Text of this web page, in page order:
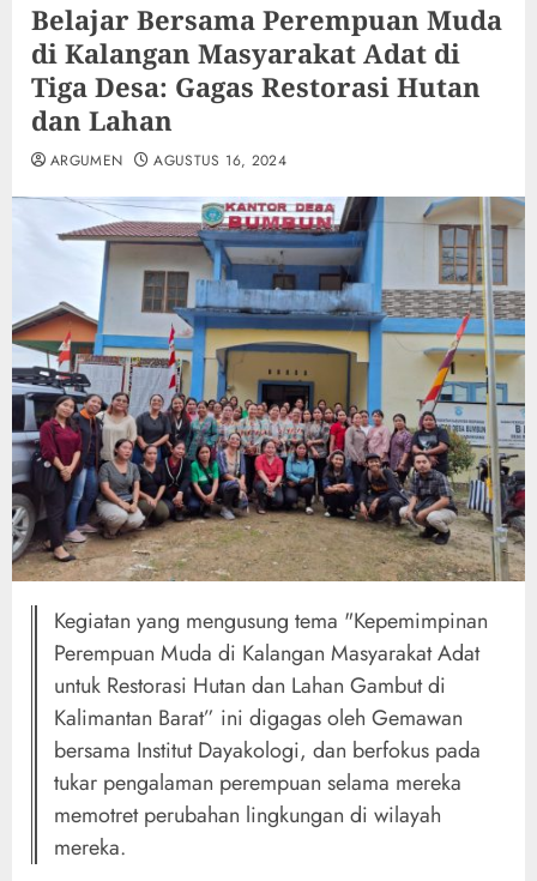
Belajar Bersama Perempuan Muda
di Kalangan Masyarakat Adat di
Tiga Desa: Gagas Restorasi Hutan
dan Lahan
ARGUMEN AGUSTUS 16, 2024
Kegiatan yang mengusung tema "Kepemimpinan
Perempuan Muda di Kalangan Masyarakat Adat
untuk Restorasi Hutan dan Lahan Gambut di
Kalimantan Barat” ini digagas oleh Gemawan
bersama Institut Dayakologi, dan berfokus pada
tukar pengalaman perempuan selama mereka
memotret perubahan lingkungan di wilayah
mereka.